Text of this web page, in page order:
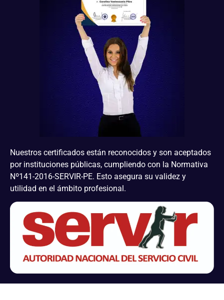
Nuestros certificados están reconocidos y son aceptados
por instituciones públicas, cumpliendo con la Normativa
Nº141-2016-SERVIR-PE. Esto asegura su validez y
utilidad en el ámbito profesional.